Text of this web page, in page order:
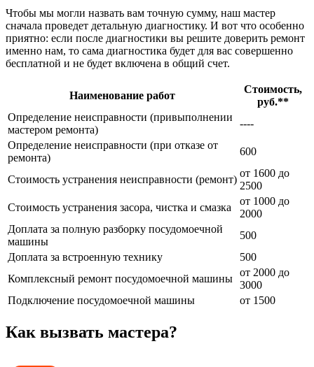
Чтобы мы могли назвать вам точную сумму, наш мастер
сначала проведет детальную диагностику. И вот что особенно
приятно: если после диагностики вы решите доверить ремонт
именно нам, то сама диагностика будет для вас совершенно
бесплатной и не будет включена в общий счет.
Наименование работ
Стоимость,
руб.**
Определение неисправности (привыполнении
мастером ремонта)
----
Определение неисправности (при отказе от
ремонта)
600
Стоимость устранения неисправности (ремонт)
от 1600 до
2500
Стоимость устранения засора, чистка и смазка
от 1000 до
2000
Доплата за полную разборку посудомоечной
машины
500
Доплата за встроенную технику
500
Комплексный ремонт посудомоечной машины
от 2000 до
3000
Подключение посудомоечной машины
от 1500
Как вызвать мастера?